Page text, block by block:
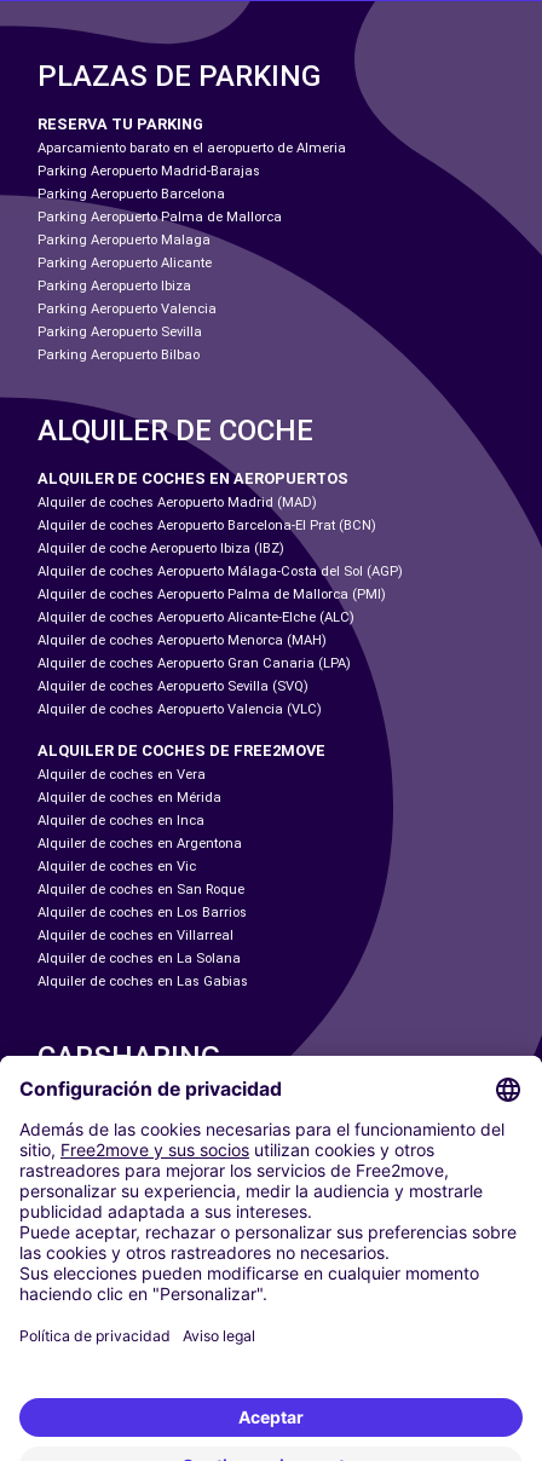
PLAZAS DE PARKING
RESERVA TU PARKING
Aparcamiento barato en el aeropuerto de Almeria
Parking Aeropuerto Madrid-Barajas
Parking Aeropuerto Barcelona
Parking Aeropuerto Palma de Mallorca
Parking Aeropuerto Malaga
Parking Aeropuerto Alicante
Parking Aeropuerto Ibiza
Parking Aeropuerto Valencia
Parking Aeropuerto Sevilla
Parking Aeropuerto Bilbao
ALQUILER DE COCHE
ALQUILER DE COCHES EN AEROPUERTOS
Alquiler de coches Aeropuerto Madrid (MAD)
Alquiler de coches Aeropuerto Barcelona-El Prat (BCN)
Alquiler de coche Aeropuerto Ibiza (IBZ)
Alquiler de coches Aeropuerto Málaga-Costa del Sol (AGP)
Alquiler de coches Aeropuerto Palma de Mallorca (PMI)
Alquiler de coches Aeropuerto Alicante-Elche (ALC)
Alquiler de coches Aeropuerto Menorca (MAH)
Alquiler de coches Aeropuerto Gran Canaria (LPA)
Alquiler de coches Aeropuerto Sevilla (SVQ)
Alquiler de coches Aeropuerto Valencia (VLC)
ALQUILER DE COCHES DE FREE2MOVE
Alquiler de coches en Vera
Alquiler de coches en Mérida
Alquiler de coches en Inca
Alquiler de coches en Argentona
Alquiler de coches en Vic
Alquiler de coches en San Roque
Alquiler de coches en Los Barrios
Alquiler de coches en Villarreal
Alquiler de coches en La Solana
Alquiler de coches en Las Gabias
CARSHARING
NUESTRAS CIUDADES
Paris
Madrid
Washington DC
Milán
Roma
Turín
Viena
Berlín
Düsseldorf